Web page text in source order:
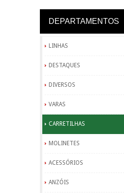
VESTUÁRIO
DEPARTAMENTOS
LINHAS
DESTAQUES
DIVERSOS
VARAS
CARRETILHAS
MOLINETES
ACESSÓRIOS
ANZÓIS